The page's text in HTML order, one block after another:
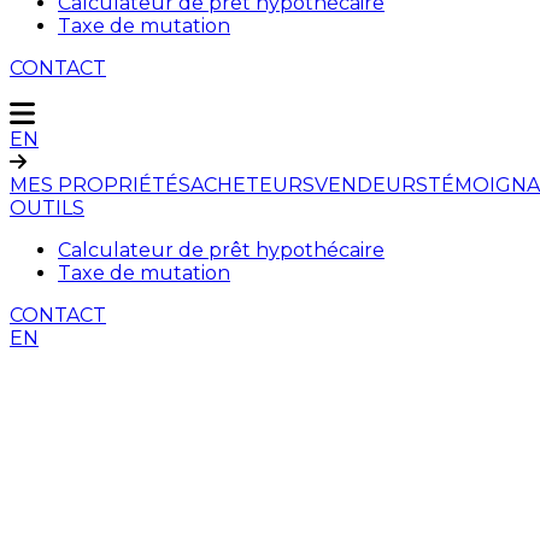
Taxe de mutation
CONTACT
EN
MES PROPRIÉTÉSACHETEURSVENDEURS
OUTILS
Calculateur de prêt hypothécaire
Taxe de mutation
CONTACT
EN